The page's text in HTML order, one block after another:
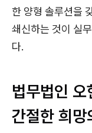
한 양형 솔루션을
쇄신하는 것이 실
다.
법무법인
간절한 희